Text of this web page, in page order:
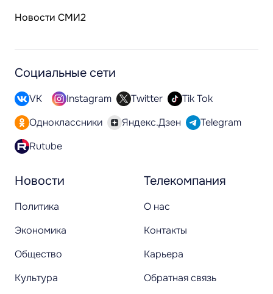
Новости СМИ2
Новости
Политика
Экономика
Общество
Культура
Телекомпания
О нас
Контакты
Карьера
Обратная связь
Социальные сети
VK Instagram Twitter
Tik Tok
Одноклассники
Яндекс.Дзен
Telegram
Rutube